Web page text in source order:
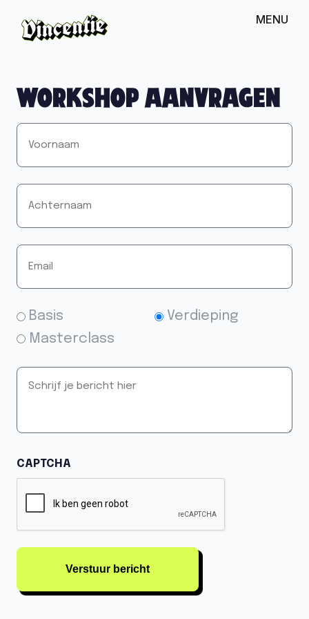
Workshop aanvragen
Voornaam
Achternaam
E-
mailadres
*
Pakket
Basis
Verdieping
Masterclass
Schrijf
hier
CAPTCHA
MENU